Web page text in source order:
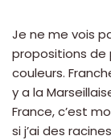
Je ne me vois
propositions de
couleurs.
y a la
France, c’est
si j’ai des